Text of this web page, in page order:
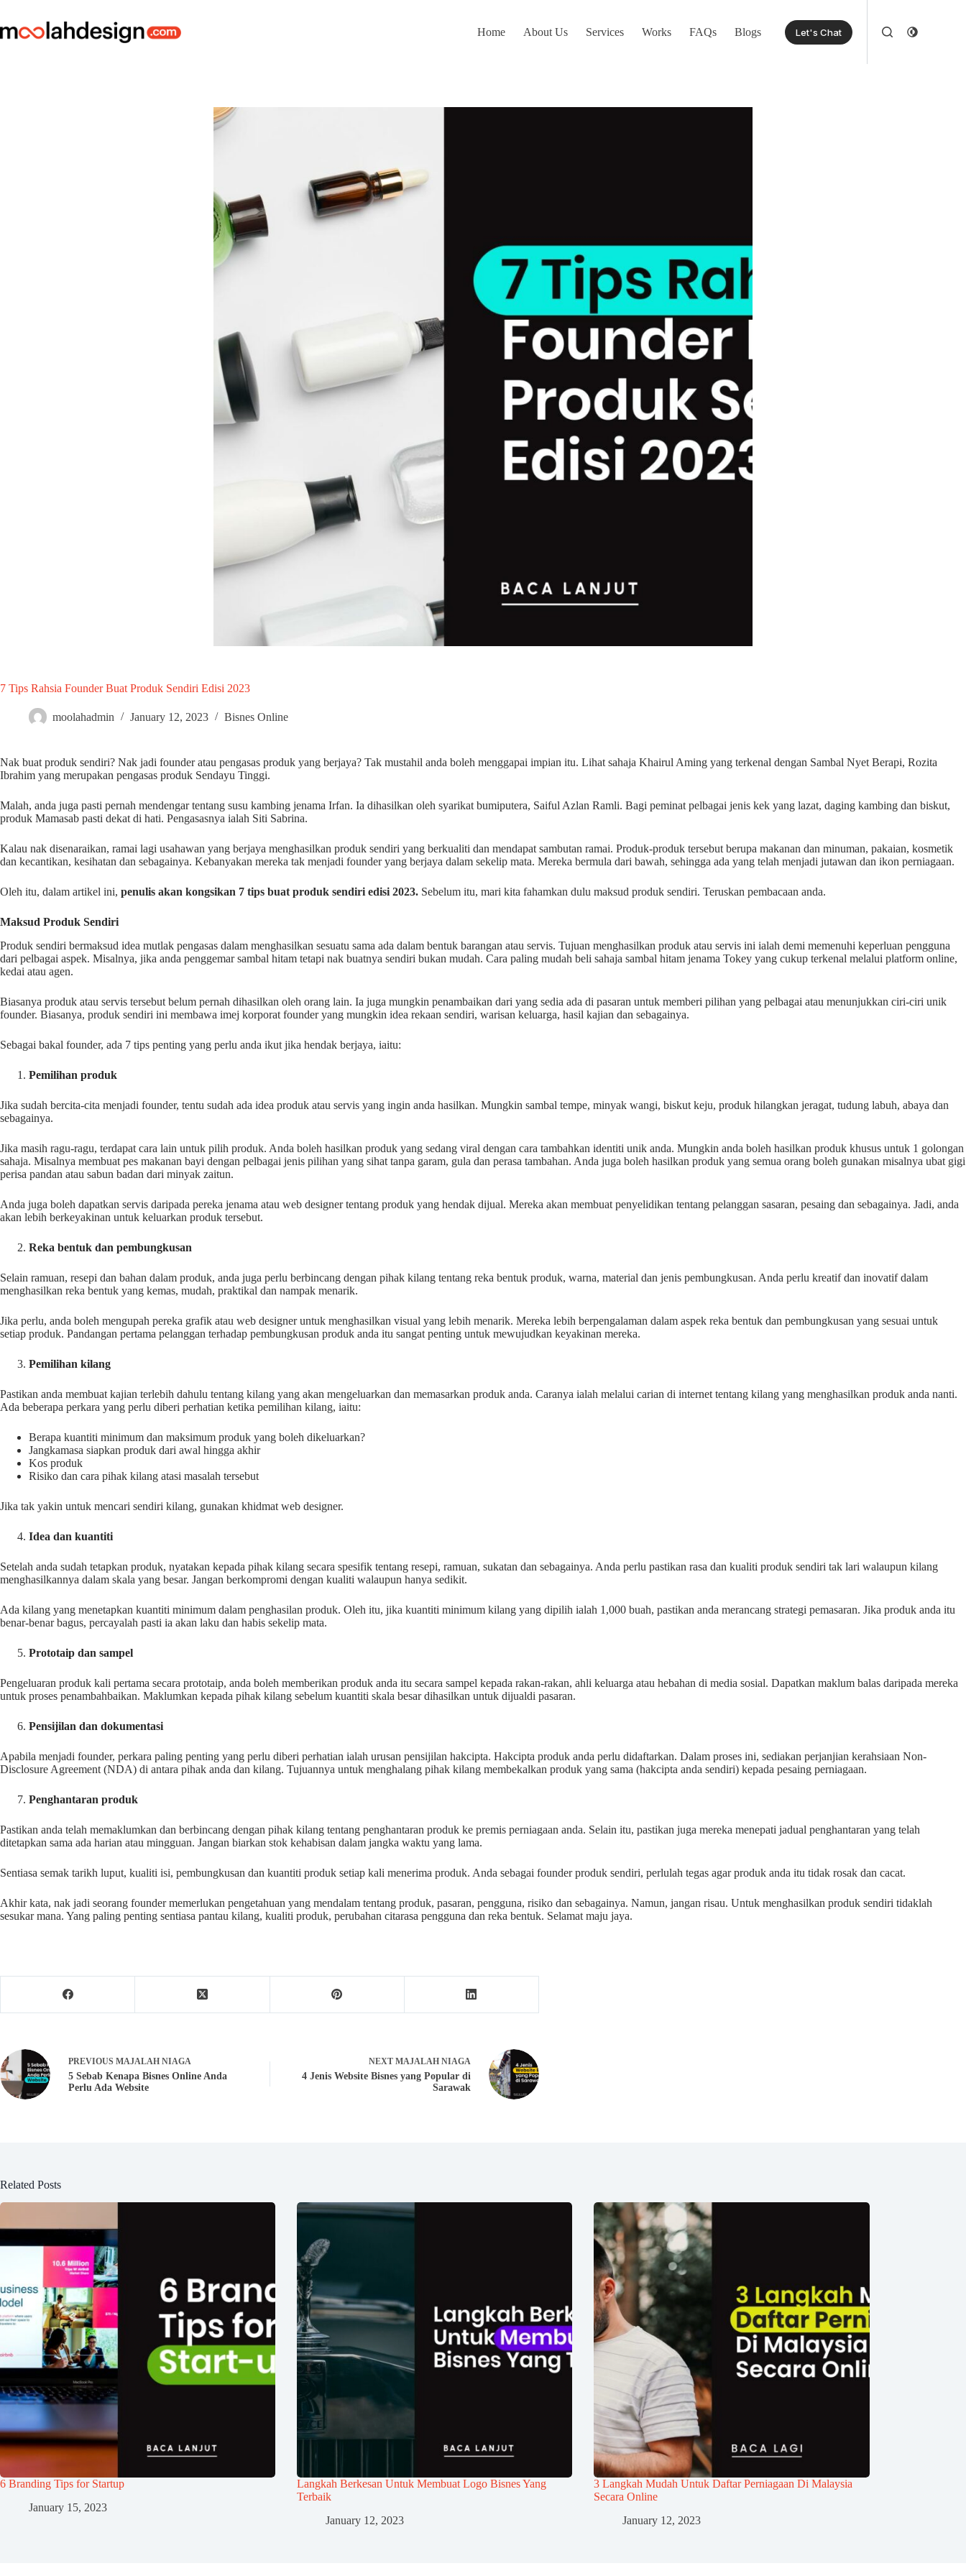
Home About Us Services Works FAQs Blogs Let's Chat
7 Tips Rahsia Founder Buat Produk Sendiri Edisi 2023
moolahadmin January 12, 2023 Bisnes Online
Nak buat produk sendiri? Nak jadi founder atau pengasas produk yang berjaya? Tak mustahil anda boleh menggapai impian itu. Lihat sahaja Khairul Aming yang terkenal dengan Sambal Nyet Berapi, Rozita
Ibrahim yang merupakan pengasas produk Sendayu Tinggi.
Malah, anda juga pasti pernah mendengar tentang susu kambing jenama Irfan. Ia dihasilkan oleh syarikat bumiputera, Saiful Azlan Ramli. Bagi peminat pelbagai jenis kek yang lazat, daging kambing dan biskut,
produk Mamasab pasti dekat di hati. Pengasasnya ialah Siti Sabrina.
Kalau nak disenaraikan, ramai lagi usahawan yang berjaya menghasilkan produk sendiri yang berkualiti dan mendapat sambutan ramai. Produk-produk tersebut berupa makanan dan minuman, pakaian, kosmetik
dan kecantikan, kesihatan dan sebagainya. Kebanyakan mereka tak menjadi founder yang berjaya dalam sekelip mata. Mereka bermula dari bawah, sehingga ada yang telah menjadi jutawan dan ikon perniagaan.
Oleh itu, dalam artikel ini, penulis akan kongsikan 7 tips buat produk sendiri edisi 2023. Sebelum itu, mari kita fahamkan dulu maksud produk sendiri. Teruskan pembacaan anda.
Maksud Produk Sendiri
Produk sendiri bermaksud idea mutlak pengasas dalam menghasilkan sesuatu sama ada dalam bentuk barangan atau servis. Tujuan menghasilkan produk atau servis ini ialah demi memenuhi keperluan pengguna
dari pelbagai aspek. Misalnya, jika anda penggemar sambal hitam tetapi nak buatnya sendiri bukan mudah. Cara paling mudah beli sahaja sambal hitam jenama Tokey yang cukup terkenal melalui platform online,
kedai atau agen.
Biasanya produk atau servis tersebut belum pernah dihasilkan oleh orang lain. Ia juga mungkin penambaikan dari yang sedia ada di pasaran untuk memberi pilihan yang pelbagai atau menunjukkan ciri-ciri unik
founder. Biasanya, produk sendiri ini membawa imej korporat founder yang mungkin idea rekaan sendiri, warisan keluarga, hasil kajian dan sebagainya.
Sebagai bakal founder, ada 7 tips penting yang perlu anda ikut jika hendak berjaya, iaitu:
Pemilihan produk
Jika sudah bercita-cita menjadi founder, tentu sudah ada idea produk atau servis yang ingin anda hasilkan. Mungkin sambal tempe, minyak wangi, biskut keju, produk hilangkan jeragat, tudung labuh, abaya dan
sebagainya.
Jika masih ragu-ragu, terdapat cara lain untuk pilih produk. Anda boleh hasilkan produk yang sedang viral dengan cara tambahkan identiti unik anda. Mungkin anda boleh hasilkan produk khusus untuk 1 golongan
sahaja. Misalnya membuat pes makanan bayi dengan pelbagai jenis pilihan yang sihat tanpa garam, gula dan perasa tambahan. Anda juga boleh hasilkan produk yang semua orang boleh gunakan misalnya ubat gigi
perisa pandan atau sabun badan dari minyak zaitun.
Anda juga boleh dapatkan servis daripada pereka jenama atau web designer tentang produk yang hendak dijual. Mereka akan membuat penyelidikan tentang pelanggan sasaran, pesaing dan sebagainya. Jadi, anda
akan lebih berkeyakinan untuk keluarkan produk tersebut.
Reka bentuk dan pembungkusan
Selain ramuan, resepi dan bahan dalam produk, anda juga perlu berbincang dengan pihak kilang tentang reka bentuk produk, warna, material dan jenis pembungkusan. Anda perlu kreatif dan inovatif dalam
menghasilkan reka bentuk yang kemas, mudah, praktikal dan nampak menarik.
Jika perlu, anda boleh mengupah pereka grafik atau web designer untuk menghasilkan visual yang lebih menarik. Mereka lebih berpengalaman dalam aspek reka bentuk dan pembungkusan yang sesuai untuk
setiap produk. Pandangan pertama pelanggan terhadap pembungkusan produk anda itu sangat penting untuk mewujudkan keyakinan mereka.
Pemilihan kilang
Pastikan anda membuat kajian terlebih dahulu tentang kilang yang akan mengeluarkan dan memasarkan produk anda. Caranya ialah melalui carian di internet tentang kilang yang menghasilkan produk anda nanti.
Ada beberapa perkara yang perlu diberi perhatian ketika pemilihan kilang, iaitu:
Berapa kuantiti minimum dan maksimum produk yang boleh dikeluarkan?
Jangkamasa siapkan produk dari awal hingga akhir
Kos produk
Risiko dan cara pihak kilang atasi masalah tersebut
Jika tak yakin untuk mencari sendiri kilang, gunakan khidmat web designer.
Idea dan kuantiti
Setelah anda sudah tetapkan produk, nyatakan kepada pihak kilang secara spesifik tentang resepi, ramuan, sukatan dan sebagainya. Anda perlu pastikan rasa dan kualiti produk sendiri tak lari walaupun kilang
menghasilkannya dalam skala yang besar. Jangan berkompromi dengan kualiti walaupun hanya sedikit.
Ada kilang yang menetapkan kuantiti minimum dalam penghasilan produk. Oleh itu, jika kuantiti minimum kilang yang dipilih ialah 1,000 buah, pastikan anda merancang strategi pemasaran. Jika produk anda itu
benar-benar bagus, percayalah pasti ia akan laku dan habis sekelip mata.
Prototaip dan sampel
Pengeluaran produk kali pertama secara prototaip, anda boleh memberikan produk anda itu secara sampel kepada rakan-rakan, ahli keluarga atau hebahan di media sosial. Dapatkan maklum balas daripada mereka
untuk proses penambahbaikan. Maklumkan kepada pihak kilang sebelum kuantiti skala besar dihasilkan untuk dijualdi pasaran.
Pensijilan dan dokumentasi
Apabila menjadi founder, perkara paling penting yang perlu diberi perhatian ialah urusan pensijilan hakcipta. Hakcipta produk anda perlu didaftarkan. Dalam proses ini, sediakan perjanjian kerahsiaan Non-
Disclosure Agreement (NDA) di antara pihak anda dan kilang. Tujuannya untuk menghalang pihak kilang membekalkan produk yang sama (hakcipta anda sendiri) kepada pesaing perniagaan.
Penghantaran produk
Pastikan anda telah memaklumkan dan berbincang dengan pihak kilang tentang penghantaran produk ke premis perniagaan anda. Selain itu, pastikan juga mereka menepati jadual penghantaran yang telah
ditetapkan sama ada harian atau mingguan. Jangan biarkan stok kehabisan dalam jangka waktu yang lama.
Sentiasa semak tarikh luput, kualiti isi, pembungkusan dan kuantiti produk setiap kali menerima produk. Anda sebagai founder produk sendiri, perlulah tegas agar produk anda itu tidak rosak dan cacat.
Akhir kata, nak jadi seorang founder memerlukan pengetahuan yang mendalam tentang produk, pasaran, pengguna, risiko dan sebagainya. Namun, jangan risau. Untuk menghasilkan produk sendiri tidaklah
sesukar mana. Yang paling penting sentiasa pantau kilang, kualiti produk, perubahan citarasa pengguna dan reka bentuk. Selamat maju jaya.
PREVIOUS MAJALAH NIAGA
5 Sebab Kenapa Bisnes Online Anda
Perlu Ada Website
NEXT MAJALAH NIAGA
4 Jenis Website Bisnes yang Popular di
Sarawak
Related Posts
6 Branding Tips for Startup
January 15, 2023
Langkah Berkesan Untuk Membuat Logo Bisnes Yang
Terbaik
January 12, 2023
3 Langkah Mudah Untuk Daftar Perniagaan Di Malaysia
Secara Online
January 12, 2023